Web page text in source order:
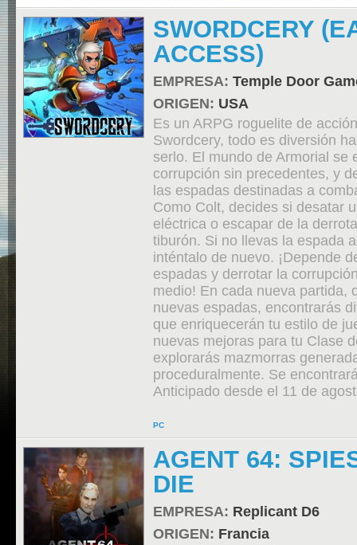
SWORDCERY
ACCESS)
EMPRESA: Temple Door
ORIGEN: USA
Es un ARPG roguelite de
Swordcery, todo es diversión
serlo. El mundo de Armorial se
corrupción sin precedentes, y
las espadas destinadas a
Como Colt, decides si desatar
eléctrica o escapar de la
tiburón. Si no llevas la espada
inténtalo de nuevo. ¡Depende
espadas y derrotar la
medio! En cada nueva partida,
nuevas espadas, encontrarás
que enriquecerán tu estilo de
nuevas mejoras para tu Clase
explorarás mazmorras
proceduralmente. Se
Anticipado desde el 11 de
PC
AGENT 64:
DIE
EMPRESA: Replicant D6
ORIGEN: Francia